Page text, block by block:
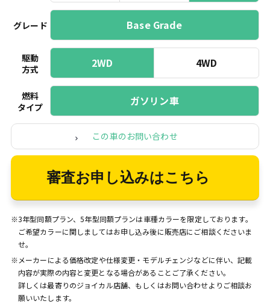
グレード Base Grade
駆動
方式
2WD 4WD
燃料
タイプ
ガソリン車
この車のお問い合わせ
審査お申し込みはこちら
※3年型同額プラン、5年型同額プランは車種カラーを限定しております。
ご希望カラーに関しましてはお申し込み後に販売店にご相談くださいま
せ。
※メーカーによる価格改定や仕様変更・モデルチェンジなどに伴い、記載
内容が実際の内容と変更となる場合があることご了承ください。
詳しくは最寄りのジョイカル店舗、もしくはお問い合わせよりご相談お
願いいたします。